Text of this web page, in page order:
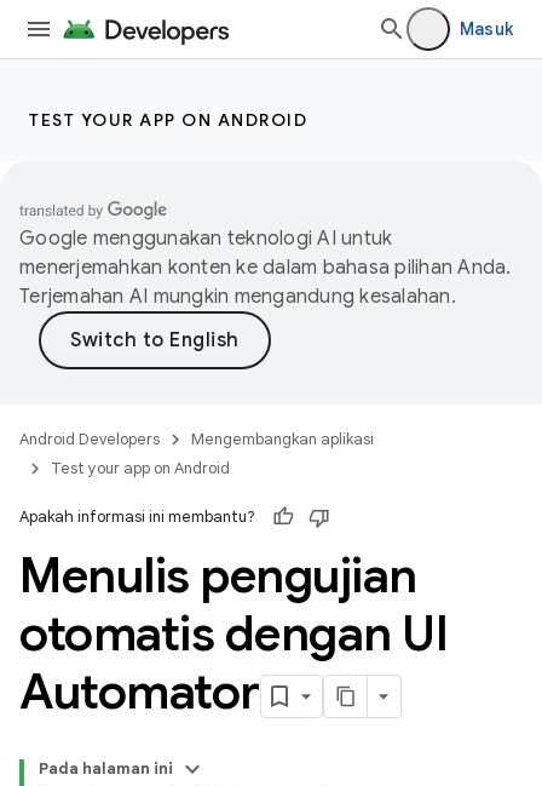
Masuk
TEST YOUR APP ON ANDROID
Google menggunakan teknologi AI untuk
menerjemahkan konten ke dalam bahasa pilihan Anda.
Terjemahan AI mungkin mengandung kesalahan.
Android Developers
Mengembangkan aplikasi
Test your app on Android
Apakah informasi ini membantu?
Menulis pengujian
otomatis dengan UI
Automator
Pada halaman ini